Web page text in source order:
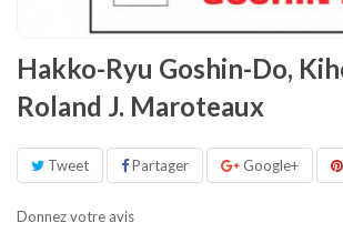
Hakko-Ryu Goshin-Do,
Roland J. Maroteaux
Tweet Partager Google+
Donnez votre avis